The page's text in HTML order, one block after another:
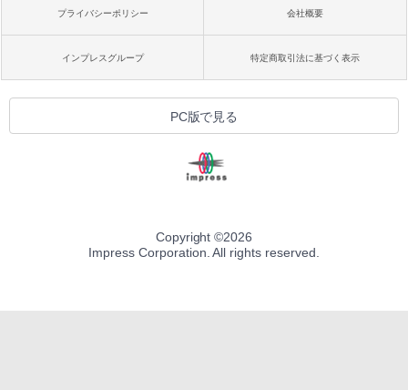
プライバシーポリシー 会社概要
インプレスグループ 特定商取引法に基づく表示
PC版で見る
Copyright ©2026
Impress Corporation. All rights reserved.